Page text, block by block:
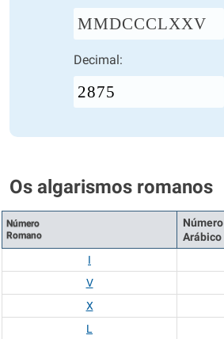
MMDCCCLXXV
Decimal:
Os algarismos romanos
Número
Romano
Número
Arábico
I
V
X
L